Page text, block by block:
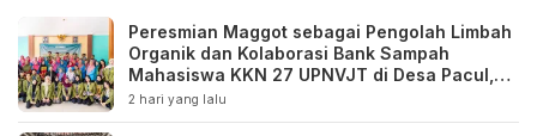
Peresmian Maggot sebagai Pengolah Limbah
Organik dan Kolaborasi Bank Sampah
Mahasiswa KKN 27 UPNVJT di Desa Pacul,
Bojonegoro
2 hari yang lalu